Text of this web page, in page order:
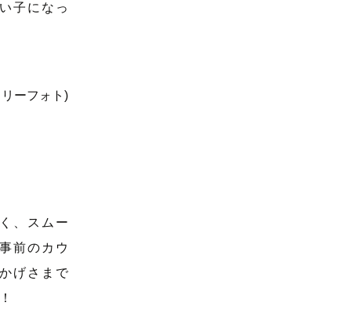
子になっ
、スムー
前のカウ
げさまで